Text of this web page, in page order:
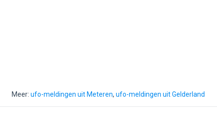
Meer: ufo-meldingen uit Meteren, ufo-meldingen uit Gelderland